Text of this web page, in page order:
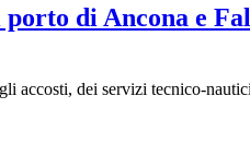
porto di Ancona e
accosti, dei servizi tecnico-